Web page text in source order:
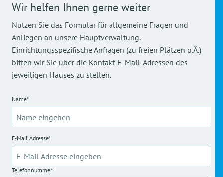
Wir helfen Ihnen gerne weiter
Nutzen Sie das Formular für allgemeine Fragen und
Anliegen an unsere Hauptverwaltung.
Einrichtungsspezifische Anfragen (zu freien Plätzen o.Ä.)
bitten wir Sie über die Kontakt-E-Mail-Adressen des
jeweiligen Hauses zu stellen.
Name*
E-Mail Adresse*
Telefonnummer